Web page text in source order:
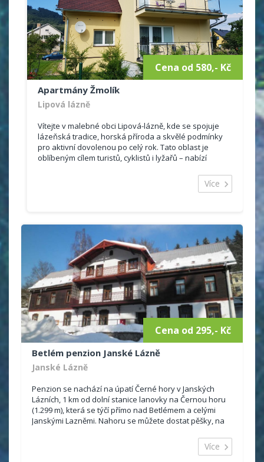
Cena od 580,- Kč
Apartmány Žmolík
Lipová lázně
Vítejte v malebné obci Lipová-lázně, kde se spojuje
lázeňská tradice, horská příroda a skvělé podmínky
pro aktivní dovolenou po celý rok. Tato oblast je
oblíbeným cílem turistů, cyklistů i lyžařů – nabízí
Více
Cena od 295,- Kč
Betlém penzion Janské Lázně
Janské Lázně
Penzion se nachází na úpatí Černé hory v Janských
Lázních, 1 km od dolní stanice lanovky na Černou horu
(1.299 m), která se týčí přímo nad Betlémem a celými
Janskými Lazněmi. Nahoru se můžete dostat pěšky, na
Více